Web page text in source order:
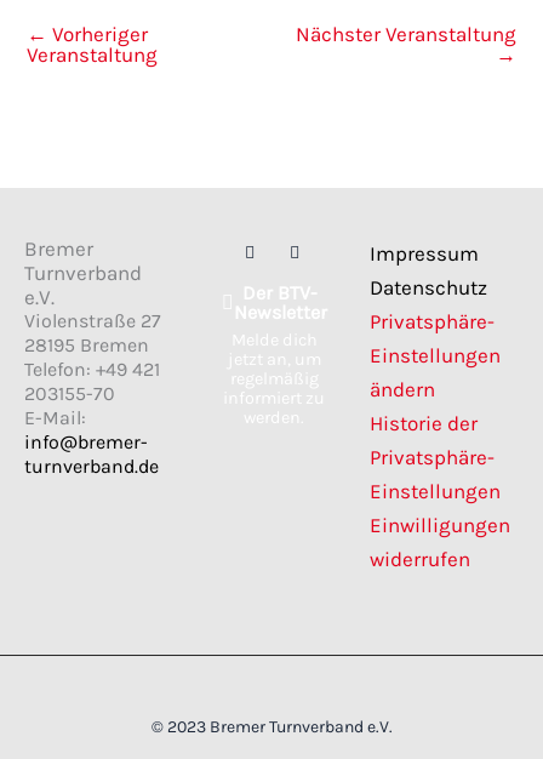
← Vorheriger
Veranstaltung
Nächster Veranstaltung
→
Bremer
Turnverband
e.V.
Violenstraße 27
28195 Bremen
Telefon: +49 421
203155-70
E-Mail:
info@bremer-
turnverband.de
F
a
e
b
o
k
I
n
t
a
Der BTV-
Newsletter
Melde dich
jetzt an, um
regelmäßig
informiert zu
werden.
Impressum
Datenschutz
Privatsphäre-
Einstellungen
ändern
Historie der
Privatsphäre-
Einstellungen
Einwilligungen
widerrufen
© 2023 Bremer Turnverband e.V.